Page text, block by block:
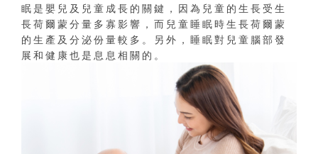
眠是嬰兒及兒童成長的關鍵，因為兒童的生長受生
長荷爾蒙分量多寡影響，而兒童睡眠時生長荷爾蒙
的生產及分泌份量較多。另外，睡眠對兒童腦部發
展和健康也是息息相關的。